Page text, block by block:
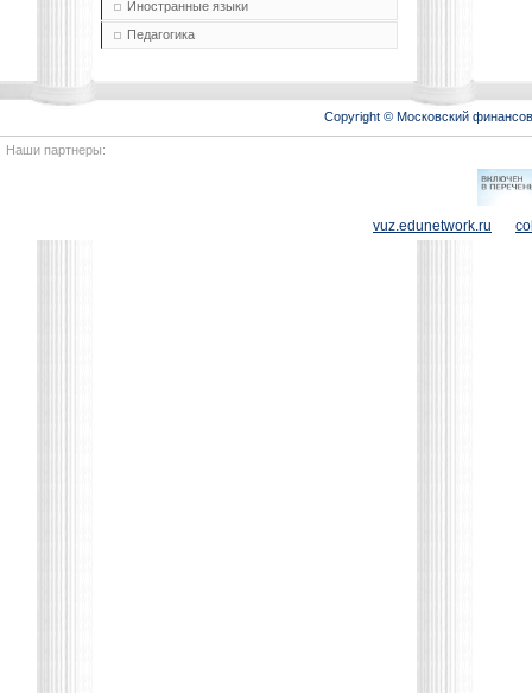
Иностранные языки
Педагогика
Copyright © Московский
Наши партнеры:
vuz.edunetwork.ru